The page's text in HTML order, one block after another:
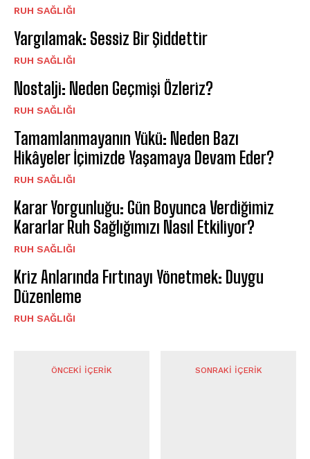
⁠RUH SAĞLIĞI
Yargılamak: Sessiz Bir Şiddettir
⁠RUH SAĞLIĞI
Nostalji: Neden Geçmişi Özleriz?
⁠RUH SAĞLIĞI
Tamamlanmayanın Yükü: Neden Bazı
Hikâyeler İçimizde Yaşamaya Devam Eder?
⁠RUH SAĞLIĞI
Karar Yorgunluğu: Gün Boyunca Verdiğimiz
Kararlar Ruh Sağlığımızı Nasıl Etkiliyor?
⁠RUH SAĞLIĞI
Kriz Anlarında Fırtınayı Yönetmek: Duygu
Düzenleme
⁠RUH SAĞLIĞI
ÖNCEKI İÇERIK SONRAKI İÇERIK